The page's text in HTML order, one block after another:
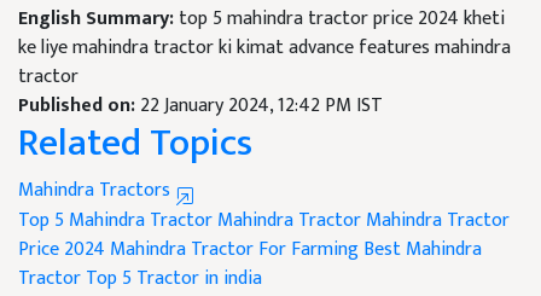
English Summary:top 5 mahindra tractor price 2024 kheti
ke liye mahindra tractor ki kimat advance features mahindra
tractor
Published on:22 January 2024, 12:42 PM IST
Related Topics
Mahindra Tractors
Top 5 Mahindra TractorMahindra TractorMahindra Tractor
Price 2024 Mahindra Tractor For FarmingBest Mahindra
TractorTop 5 Tractor in india